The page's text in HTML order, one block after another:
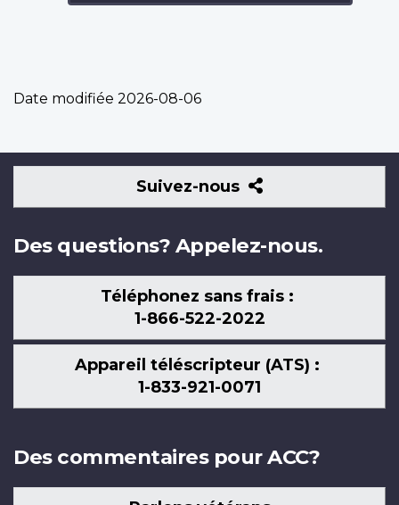
Date modifiée 2026-08-06
Suivez-nous
Suivez-
nous
Des questions? Appelez-nous.
Téléphonez sans frais :
1-866-522-2022
Appareil téléscripteur (ATS) :
1-833-921-0071
Des commentaires pour ACC?